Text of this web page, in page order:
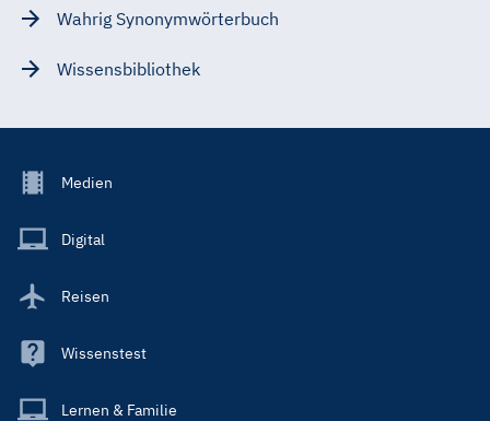
Wahrig Synonymwörterbuch
Wissensbibliothek
Footer
Main
Medien
Digital
Reisen
Wissenstest
Lernen & Familie